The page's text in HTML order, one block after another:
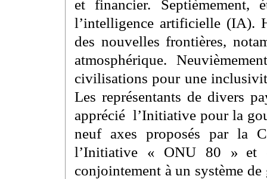
et financier.
l’intelligence artificielle (IA).
des nouvelles frontières,
atmosphérique.
civilisations pour une
Les représentants de divers
apprécié l’Initiative pour la
neuf axes proposés par la
l’Initiative « ONU 80 » et
conjointement à un système